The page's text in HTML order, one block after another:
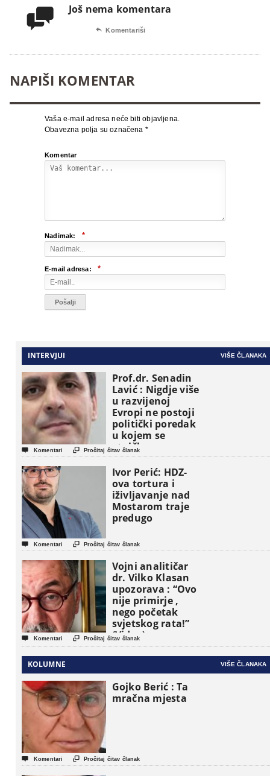
 Još nema komentara
 Komentariši
NAPIŠI KOMENTAR
Vaša e-mail adresa neće biti objavljena.
Obavezna polja su označena *
Komentar
Nadimak: *
E-mail adresa: *
INTERVJUI VIŠE ČLANAKA
Prof.dr. Senadin
Lavić : Nigdje više
u razvijenoj
Evropi ne postoji
politički poredak
u kojem se
etničke grupe
pojavljuju kao
osnovne
političke jedinice
 Komentari  Pročitaj čitav članak
Ivor Perić: HDZ-
ova tortura i
iživljavanje nad
Mostarom traje
predugo
 Komentari  Pročitaj čitav članak
Vojni analitičar
dr. Vilko Klasan
upozorava : “Ovo
nije primirje ,
nego početak
svjetskog rata!”
(Video)
 Komentari  Pročitaj čitav članak
KOLUMNE VIŠE ČLANAKA
Gojko Berić : Ta
mračna mjesta
 Komentari  Pročitaj čitav članak